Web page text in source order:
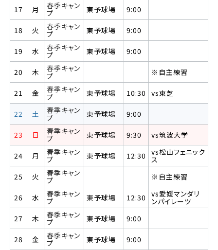
17
月
春季キャン
プ
東予球場 9:00
18 火
春季キャン
プ
東予球場 9:00
19 水
春季キャン
プ
東予球場 9:00
20 木
春季キャン
プ
※自主練習
21 金
春季キャン
プ
東予球場 10:30 vs東芝
22 土
春季キャン
プ
東予球場 9:00
23 日
春季キャン
プ
東予球場 9:30 vs筑波大学
24 月
春季キャン
プ
東予球場 12:30
vs松山フェニック
ス
25
火
春季キャン
プ
※自主練習
26 水
春季キャン
プ
東予球場 12:30
vs愛媛マンダリ
ンパイレーツ
27
木
春季キャン
プ
東予球場 9:00
28 金
春季キャン
プ
東予球場 9:00